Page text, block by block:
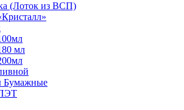
(Лоток из ВСП)
мл
Бумажные